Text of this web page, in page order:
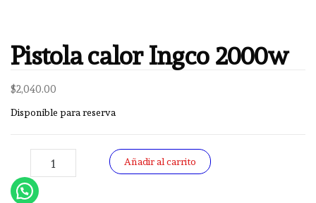
Pistola calor Ingco 2000w
$2,040.00
Disponible para reserva
Pistola calor Ingco 2000w cantidad
Añadir al carrito